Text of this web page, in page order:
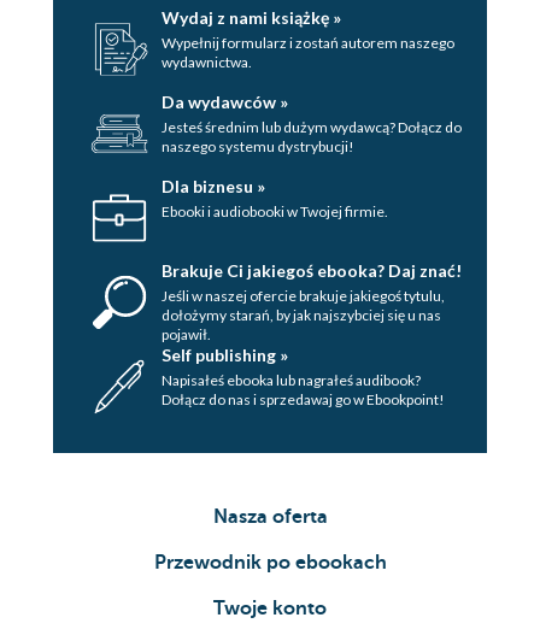
Wydaj z nami książkę »
Wypełnij formularz i zostań autorem naszego
wydawnictwa.
Da wydawców »
Jesteś średnim lub dużym wydawcą? Dołącz do
naszego systemu dystrybucji!
Dla biznesu »
Ebooki i audiobooki w Twojej firmie.
Brakuje Ci jakiegoś ebooka? Daj znać!
Jeśli w naszej ofercie brakuje jakiegoś tytulu,
dołożymy starań, by jak najszybciej się u nas
pojawił.
Self publishing »
Napisałeś ebooka lub nagrałeś audibook?
Dołącz do nas i sprzedawaj go w Ebookpoint!
Nasza oferta
Przewodnik po ebookach
Twoje konto